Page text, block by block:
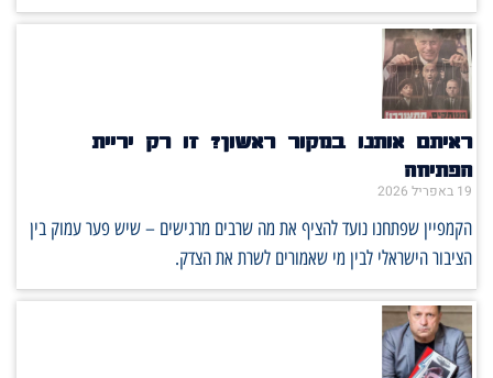
ראיתם אותנו במקור ראשון? זו רק יריית
הפתיחה
הקמפיין שפתחנו נועד להציף את מה שרבים מרגישים – שיש פער עמוק בין
הציבור הישראלי לבין מי שאמורים לשרת את הצדק.